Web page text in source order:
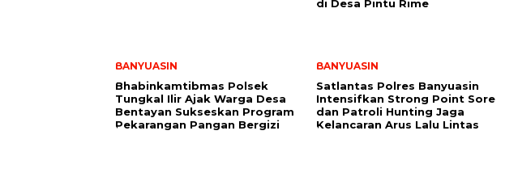
di Desa Pintu Rime
BANYUASIN
Bhabinkamtibmas Polsek
Tungkal Ilir Ajak Warga Desa
Bentayan Sukseskan Program
Pekarangan Pangan Bergizi
BANYUASIN
Satlantas Polres Banyuasin
Intensifkan Strong Point Sore
dan Patroli Hunting Jaga
Kelancaran Arus Lalu Lintas